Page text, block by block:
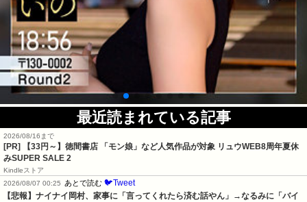
最近読まれている記事
2026/08/16まで
[PR]
【33円～】徳間書店 「モン娘」など人気作品が対象 リュウWEB8周年夏休
みSUPER SALE 2
Kindleストア
2026/08/07 00:25
あとで読む 🐦Tweet
【悲報】ナイナイ岡村、家事に「言ってくれたら済む話やん」→なるみに「バイ